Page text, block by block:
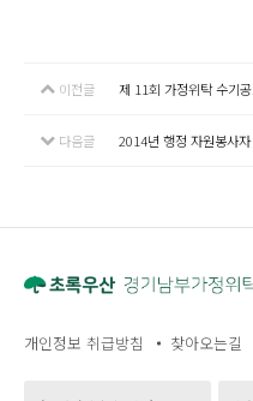
이전글 제 11회 가정위탁 수기
다음글 2014년 행정 자원봉사자
개인정보 취급방침 찾아오는길